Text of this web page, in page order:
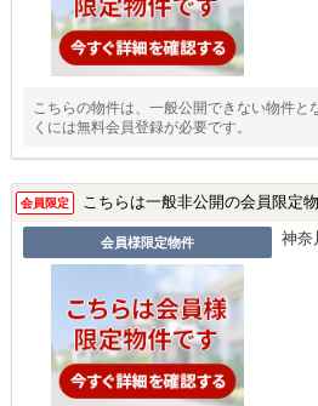
こちらの物件は、一般公開できない物件と
くには無料会員登録が必要です。
会員限定 こちらは一般非公開の会員限定物
会員様限定物件 神奈